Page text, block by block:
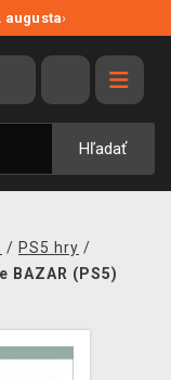
augusta›
Hľadať
/ PS5 hry /
BAZAR (PS5)